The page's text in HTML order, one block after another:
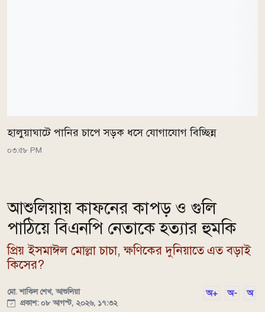
হালুয়াঘাটে পানির চাপে সড়ক ধসে যোগাযোগ বিচ্ছিন্ন
০৩:৫৮ PM
আশুলিয়ায় কাফনের কাপড় ও গুলি
পাঠিয়ে বিএনপি নেতাকে হত্যার হুমকি
প্রিয় ইসমাঈল মোল্লা চাচা, ক্ষণিকের দুনিয়াতে এত বড়াই
কিসের?
মো. শাকিল শেখ, আশুলিয়া
প্রকাশ: ০৮ আগস্ট, ২০২৬, ১৭:৩২
অ+ অ- অ